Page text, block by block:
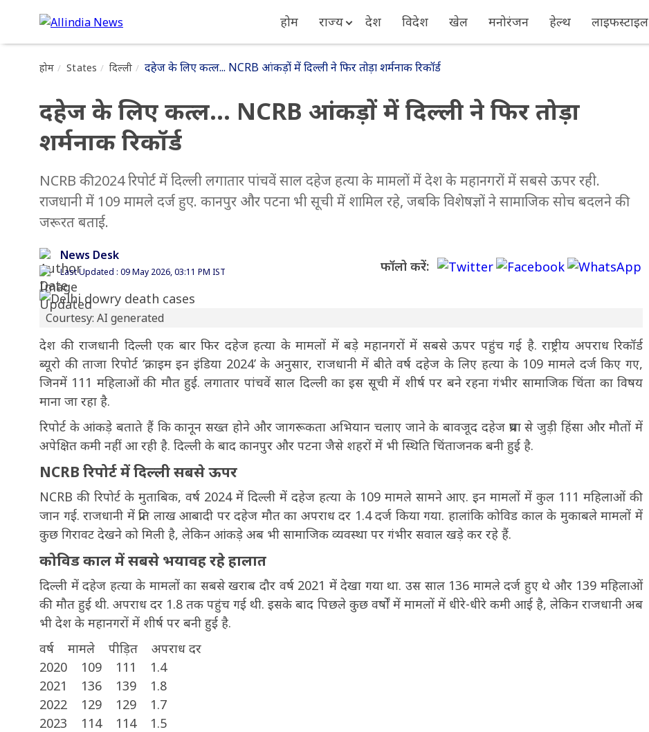
होम राज्य देश विदेश खेल मनोरंजन हेल्थ लाइफस्टाइल
होम States दिल्ली दहेज के लिए कत्ल... NCRB आंकड़ों में दिल्ली ने फिर तोड़ा शर्मनाक रिकॉर्ड
दहेज के लिए कत्ल... NCRB आंकड़ों में दिल्ली ने फिर तोड़ा
शर्मनाक रिकॉर्ड
NCRB की 2024 रिपोर्ट में दिल्ली लगातार पांचवें साल दहेज हत्या के मामलों में देश के महानगरों में सबसे ऊपर रही.
राजधानी में 109 मामले दर्ज हुए. कानपुर और पटना भी सूची में शामिल रहे, जबकि विशेषज्ञों ने सामाजिक सोच बदलने की
जरूरत बताई.
News Desk
Last Updated : 09 May 2026, 03:11 PM IST फॉलो करें:
Courtesy: AI generated
देश की राजधानी दिल्ली एक बार फिर दहेज हत्या के मामलों में बड़े महानगरों में सबसे ऊपर पहुंच गई है. राष्ट्रीय अपराध रिकॉर्ड
ब्यूरो की ताजा रिपोर्ट ‘क्राइम इन इंडिया 2024’ के अनुसार, राजधानी में बीते वर्ष दहेज के लिए हत्या के 109 मामले दर्ज किए गए,
जिनमें 111 महिलाओं की मौत हुई. लगातार पांचवें साल दिल्ली का इस सूची में शीर्ष पर बने रहना गंभीर सामाजिक चिंता का विषय
माना जा रहा है.
रिपोर्ट के आंकड़े बताते हैं कि कानून सख्त होने और जागरूकता अभियान चलाए जाने के बावजूद दहेज प्रथा से जुड़ी हिंसा और मौतों में
अपेक्षित कमी नहीं आ रही है. दिल्ली के बाद कानपुर और पटना जैसे शहरों में भी स्थिति चिंताजनक बनी हुई है.
NCRB रिपोर्ट में दिल्ली सबसे ऊपर
NCRB की रिपोर्ट के मुताबिक, वर्ष 2024 में दिल्ली में दहेज हत्या के 109 मामले सामने आए. इन मामलों में कुल 111 महिलाओं की
जान गई. राजधानी में प्रति लाख आबादी पर दहेज मौत का अपराध दर 1.4 दर्ज किया गया. हालांकि कोविड काल के मुकाबले मामलों में
कुछ गिरावट देखने को मिली है, लेकिन आंकड़े अब भी सामाजिक व्यवस्था पर गंभीर सवाल खड़े कर रहे हैं.
कोविड काल में सबसे भयावह रहे हालात
दिल्ली में दहेज हत्या के मामलों का सबसे खराब दौर वर्ष 2021 में देखा गया था. उस साल 136 मामले दर्ज हुए थे और 139 महिलाओं
की मौत हुई थी. अपराध दर 1.8 तक पहुंच गई थी. इसके बाद पिछले कुछ वर्षों में मामलों में धीरे-धीरे कमी आई है, लेकिन राजधानी अब
भी देश के महानगरों में शीर्ष पर बनी हुई है.
वर्ष मामले पीड़ित अपराध दर
2020 109 111 1.4
2021 136 139 1.8
2022 129 129 1.7
2023 114 114 1.5